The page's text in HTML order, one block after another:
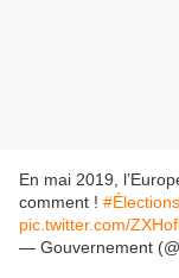
En mai 2019,
comment !
pic.twitter.com/
— Gouvernement